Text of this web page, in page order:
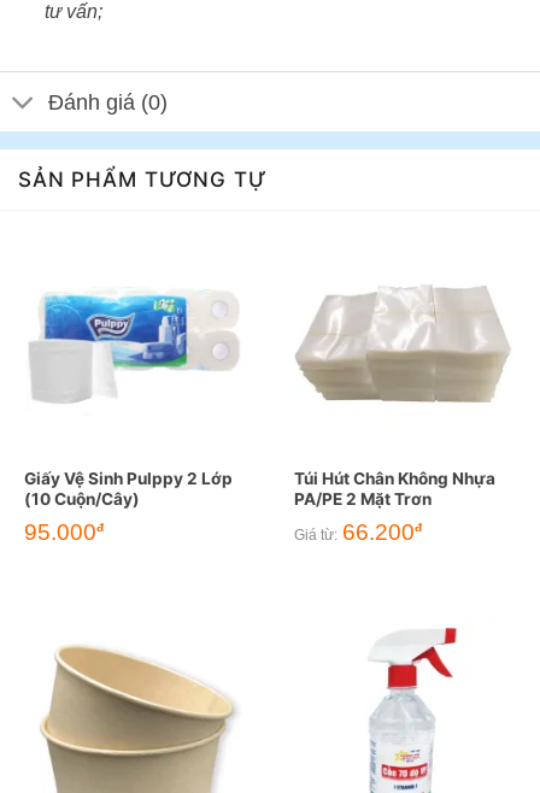
tư vấn;
Đánh giá (0)
SẢN PHẨM TƯƠNG TỰ
Giấy Vệ Sinh Pulppy 2 Lớp
(10 Cuộn/Cây)
95.000đ
Túi Hút Chân Không Nhựa
PA/PE 2 Mặt Trơn
Giá từ: 66.200đ